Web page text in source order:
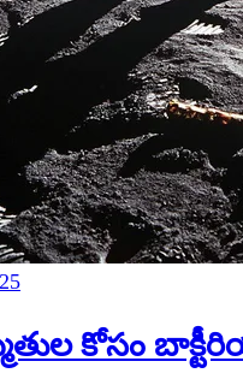
కోసం